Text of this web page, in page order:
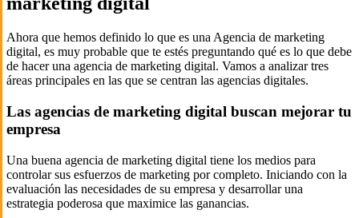
Ahora que hemos definido lo que es una Agencia de marketing
digital, es muy probable que te estés preguntando qué es lo que debe
de hacer una agencia de marketing digital. Vamos a analizar tres
áreas principales en las que se centran las agencias digitales.
Las agencias de marketing digital buscan mejorar tu
empresa
Una buena agencia de marketing digital tiene los medios para
controlar sus esfuerzos de marketing por completo. Iniciando con la
evaluación las necesidades de su empresa y desarrollar una
estrategia poderosa que maximice las ganancias.